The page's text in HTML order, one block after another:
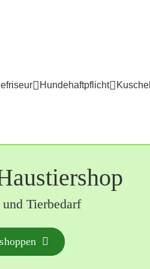
Hundehaftpflicht
Tierbedarf